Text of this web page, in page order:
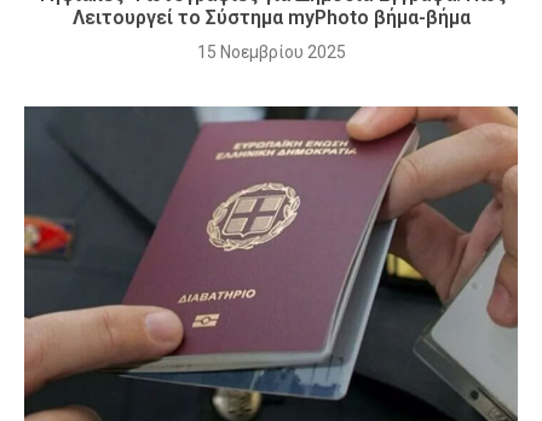
Λειτουργεί το Σύστημα myPhoto βήμα-βήμα
15 Νοεμβρίου 2025